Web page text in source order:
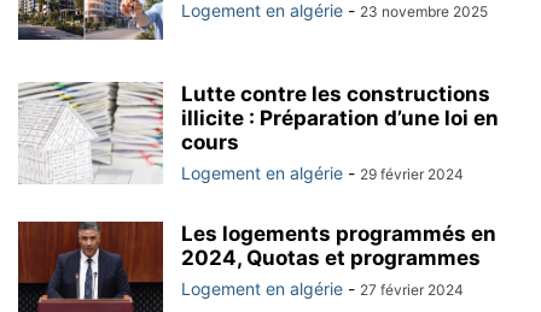
Logement en algérie - 23 novembre 2025
Lutte contre les constructions
illicite : Préparation d’une loi en
cours
Logement en algérie - 29 février 2024
Les logements programmés en
2024, Quotas et programmes
Logement en algérie - 27 février 2024